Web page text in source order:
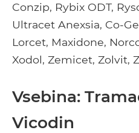
Conzip, Rybix ODT,
Ultracet Anexsia, Co-
Lorcet, Maxidone,
Xodol, Zemicet, Zolvit,
Vsebina:
Vicodin